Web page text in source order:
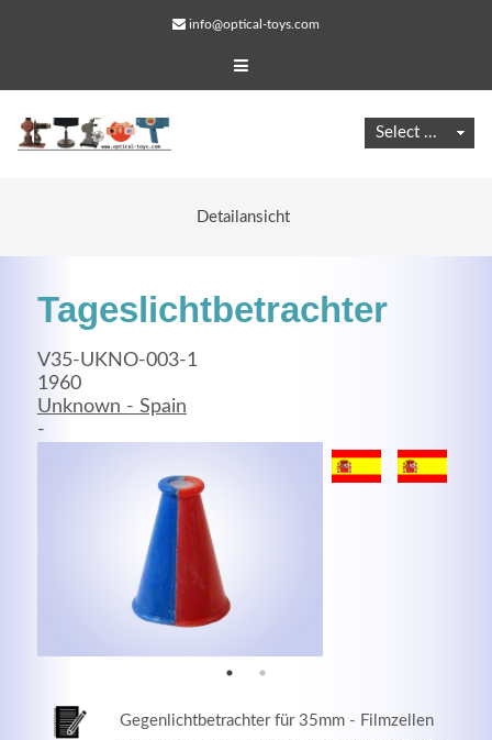
info@optical-toys.com
Detailansicht
Tageslichtbetrachter
V35-UKNO-003-1
1960
Unknown - Spain
-
Gegenlichtbetrachter für 35mm - Filmzellen
Web Projects
Lorem ipsum dolor sit amet, consectetuer adipiscing
elit. Aenean commodo ligula eget dolor.
MEHR INFOS